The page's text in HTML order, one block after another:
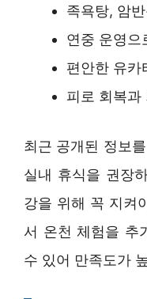
족욕탕, 암
연중 운영으
편안한 유카
피로 회복과
최근 공개된 정보
실내 휴식을 권장
강을 위해 꼭 지켜
서 온천 체험을 추
수 있어 만족도가